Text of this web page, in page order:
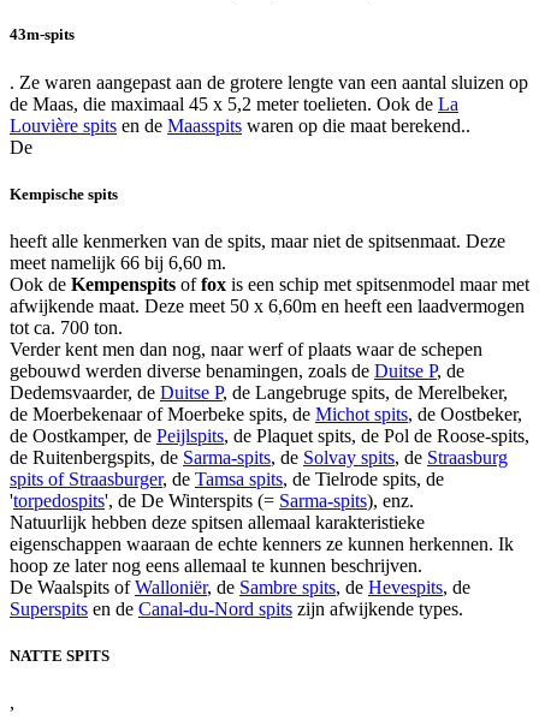
43m-spits
. Ze waren aangepast aan de grotere lengte van een aantal sluizen op
de Maas, die maximaal 45 x 5,2 meter toelieten. Ook de La
Louvière spits en de Maasspits waren op die maat berekend..
De
Kempische spits
heeft alle kenmerken van de spits, maar niet de spitsenmaat. Deze
meet namelijk 66 bij 6,60 m.
Ook de Kempenspits offox is een schip met spitsenmodel maar met
afwijkende maat. Deze meet 50 x 6,60m en heeft een laadvermogen
tot ca. 700 ton.
Verder kent men dan nog, naar werf of plaats waar de schepen
gebouwd werden diverse benamingen, zoals de Duitse P, de
Dedemsvaarder, de Duitse P, de Langebruge spits, de Merelbeker,
de Moerbekenaar of Moerbeke spits, de Michot spits, de Oostbeker,
de Oostkamper, de Peijlspits, de Plaquet spits, de Pol de Roose-spits,
de Ruitenbergspits, de Sarma-spits, de Solvay spits, de Straasburg
spits of Straasburger, de Tamsa spits, de Tielrode spits, de
'torpedospits', de De Winterspits (= Sarma-spits), enz.
Natuurlijk hebben deze spitsen allemaal karakteristieke
eigenschappen waaraan de echte kenners ze kunnen herkennen. Ik
hoop ze later nog eens allemaal te kunnen beschrijven.
De Waalspits ofWalloniër, de Sambre spits, de Hevespits, de
Superspits en de Canal-du-Nord spits zijn afwijkende types.
NATTE SPITS
,